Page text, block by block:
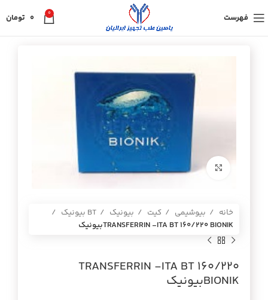
فهرست 0
0 تومان
برای بزرگنمایی کلیک کنید
خانه بیوشیمی کیت بیونیک
BT بیونیک
TRANSFERRIN -ITA BT 160/220 BIONIKبيونيك
TRANSFERRIN -ITA BT 160/220
BIONIKبيونيك